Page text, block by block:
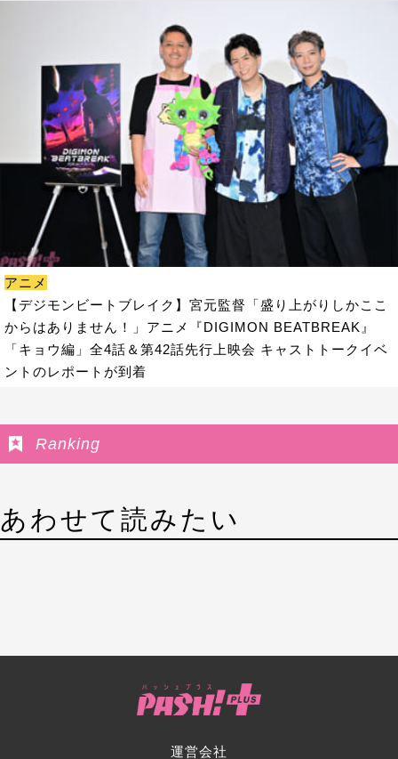
アニメ
【デジモンビートブレイク】宮元監督「盛り上がりしかここ
からはありません！」アニメ『DIGIMON BEATBREAK』
「キョウ編」全4話＆第42話先行上映会 キャストトークイベ
ントのレポートが到着
Ranking
あわせて読みたい
運営会社